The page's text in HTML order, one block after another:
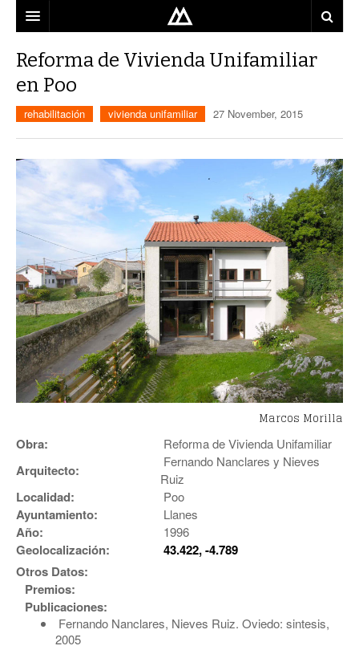
LOCALIZACIÓN
MAPA
EQUIPO
BLOG
CONTACTO
Reforma de Vivienda Unifamiliar
en Poo
rehabilitación vivienda unifamiliar 27 November, 2015
Marcos Morilla
Obra: Reforma de Vivienda Unifamiliar
Arquitecto:
Fernando Nanclares y Nieves
Ruiz
Localidad: Poo
Ayuntamiento: Llanes
Año: 1996
Geolocalización:
43.422, -4.789
Otros Datos:
Premios:
Publicaciones:
Fernando Nanclares, Nieves Ruiz. Oviedo: sintesis,
2005